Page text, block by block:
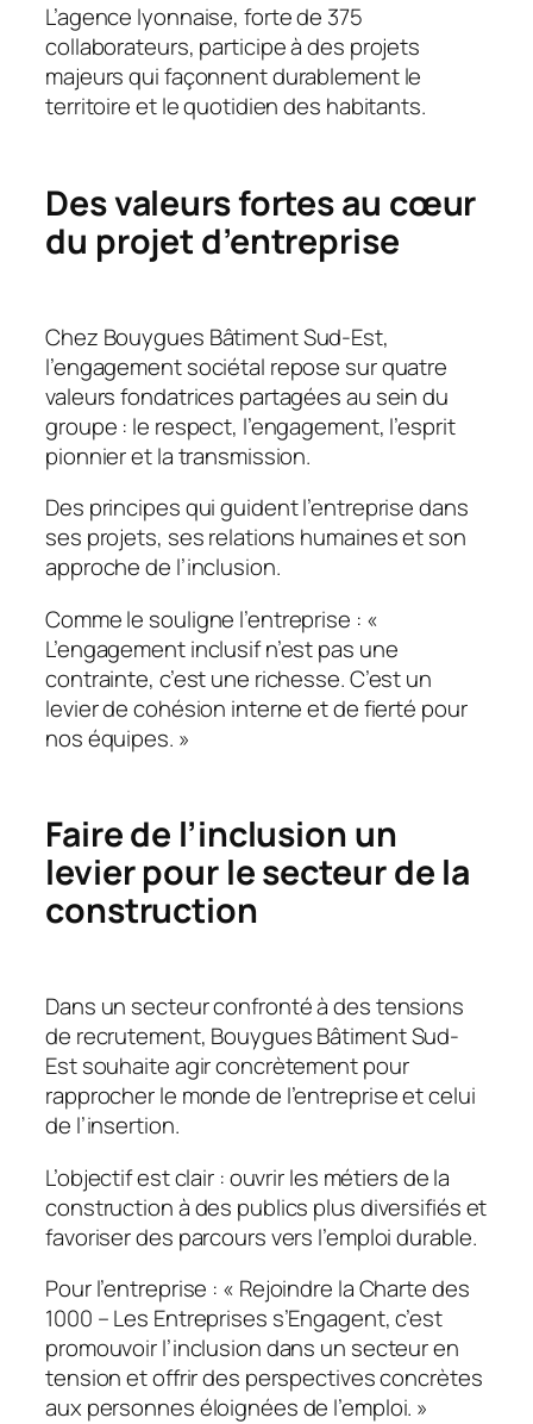
L’agence lyonnaise, forte de 375
collaborateurs, participe à des projets
majeurs qui façonnent durablement le
territoire et le quotidien des habitants.
Des valeurs fortes au cœur
du projet d’entreprise
Chez Bouygues Bâtiment Sud-Est,
l’engagement sociétal repose sur quatre
valeurs fondatrices partagées au sein du
groupe : le respect, l’engagement, l’esprit
pionnier et la transmission.
Des principes qui guident l’entreprise dans
ses projets, ses relations humaines et son
approche de l’inclusion.
Comme le souligne l’entreprise : «
L’engagement inclusif n’est pas une
contrainte, c’est une richesse. C’est un
levier de cohésion interne et de fierté pour
nos équipes. »
Faire de l’inclusion un
levier pour le secteur de la
construction
Dans un secteur confronté à des tensions
de recrutement, Bouygues Bâtiment Sud-
Est souhaite agir concrètement pour
rapprocher le monde de l’entreprise et celui
de l’insertion.
L’objectif est clair : ouvrir les métiers de la
construction à des publics plus diversifiés et
favoriser des parcours vers l’emploi durable.
Pour l’entreprise : « Rejoindre la Charte des
1000 – Les Entreprises s’Engagent, c’est
promouvoir l’inclusion dans un secteur en
tension et offrir des perspectives concrètes
aux personnes éloignées de l’emploi. »